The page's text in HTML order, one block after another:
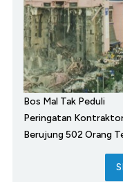
Bos Mal Tak Peduli
Peringatan
Berujung 502 Orang